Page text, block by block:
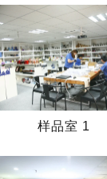
样品室 1